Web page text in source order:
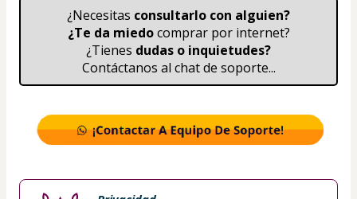
¿Necesitas consultarlo con alguien?
¿Te da miedo comprar por internet?
¿Tienes dudas o inquietudes?
Contáctanos al chat de soporte...